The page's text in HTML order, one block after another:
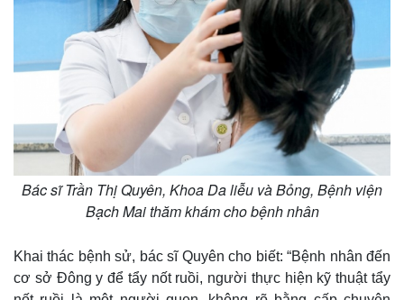
Bác sĩ Trần Thị Quyên, Khoa Da liễu và Bỏng, Bệnh viện
Bạch Mai thăm khám cho bệnh nhân
Khai thác bệnh sử, bác sĩ Quyên cho biết: “Bệnh nhân đến
cơ sở Đông y để tẩy nốt ruồi, người thực hiện kỹ thuật tẩy